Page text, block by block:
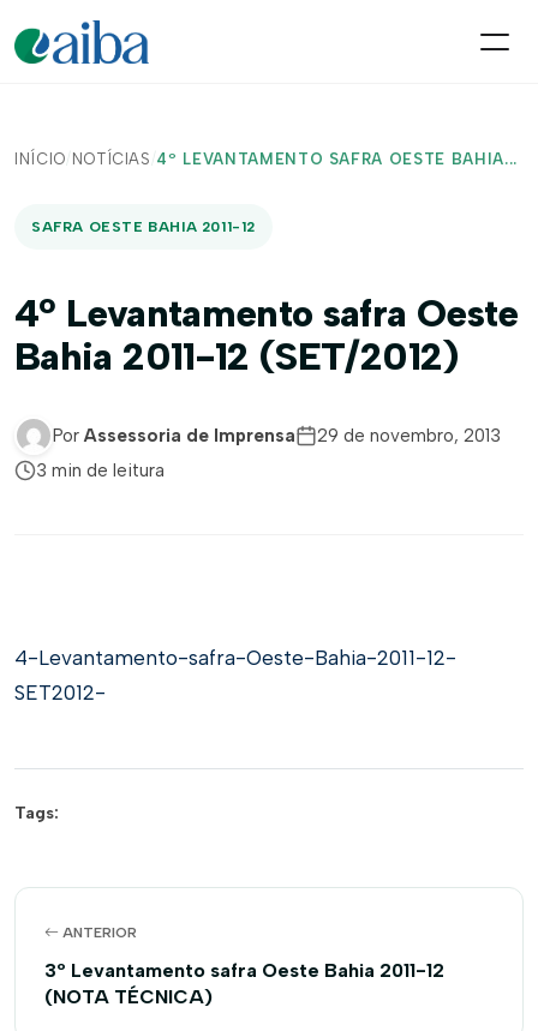
INÍCIO/ NOTÍCIAS /4º LEVANTAMENTO SAFRA OESTE BAHIA...
SAFRA OESTE BAHIA 2011-12
4º Levantamento safra Oeste
Bahia 2011-12 (SET/2012)
Por Assessoria de Imprensa
29 de novembro, 2013
3 min de leitura
4-Levantamento-safra-Oeste-Bahia-2011-12-
SET2012-
Tags:
ANTERIOR
3º Levantamento safra Oeste Bahia 2011-12
(NOTA TÉCNICA)